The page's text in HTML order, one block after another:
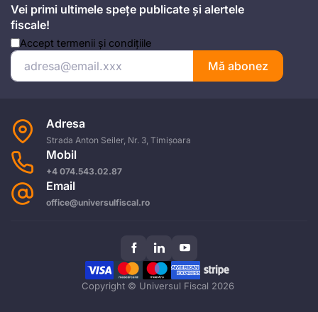
Vei primi ultimele spețe publicate și alertele
fiscale!
Accept termenii și condițiile
Mă abonez
Adresa
Strada Anton Seiler, Nr. 3, Timișoara
Mobil
+4 074.543.02.87
Email
office@universulfiscal.ro
Copyright © Universul Fiscal 2026